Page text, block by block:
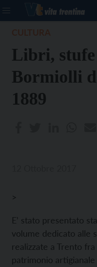
Libri, stufe
Bormiolli
1889
>
E’ stato presentato
volume dedicato alle
realizzate a Trento
patrimonio